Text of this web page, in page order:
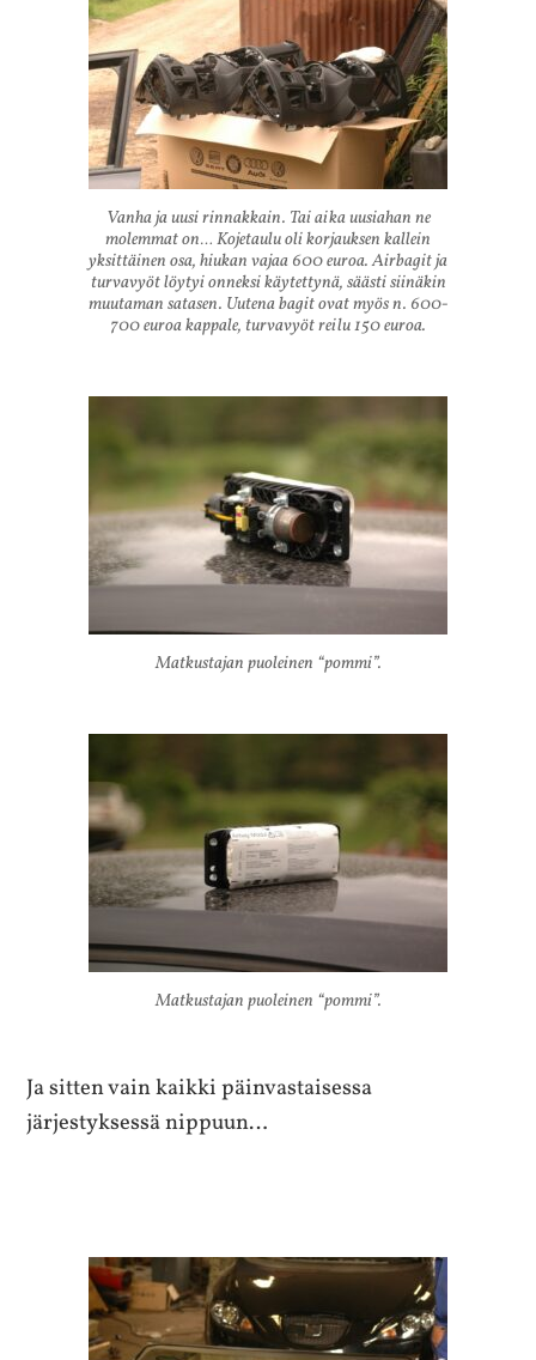
Vanha ja uusi rinnakkain. Tai aika uusiahan ne
molemmat on… Kojetaulu oli korjauksen kallein
yksittäinen osa, hiukan vajaa 600 euroa. Airbagit ja
turvavyöt löytyi onneksi käytettynä, säästi siinäkin
muutaman satasen. Uutena bagit ovat myös n. 600-
700 euroa kappale, turvavyöt reilu 150 euroa.
Matkustajan puoleinen “pommi”.
Matkustajan puoleinen “pommi”.
Ja sitten vain kaikki päinvastaisessa
järjestyksessä nippuun…